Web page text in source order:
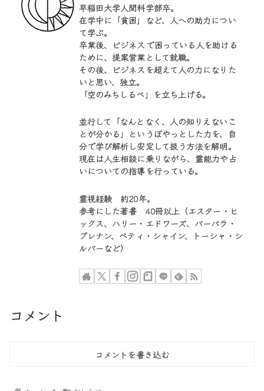
早稲田大学人間科学部卒。
在学中に「貧困」など、人への助力につい
て学ぶ。
卒業後、ビジネスで困っている人を助ける
ために、提案営業として就職。
その後、ビジネスを超えて人の力になりた
いと思い、独立。
「空のみちしるべ」を立ち上げる。
並行して「なんとなく、人の知りえないこ
とが分かる」というぼやっとした力を、自
分で学び解析し安定して扱う方法を解明。
現在は人生相談に乗りながら、霊能力や占
いについての指導を行っている。
霊視経験 約20年。
参考にした著書 40冊以上（エスター・ヒ
ックス、ハリー・エドワーズ、バーバラ・
ブレナン、ベティ・シャイン、トーシャ・シ
ルバーなど）
コメント
コメントを書き込む